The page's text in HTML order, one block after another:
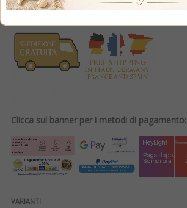
Clicca sul banner per i metodi di pagamento:
VARIANTI